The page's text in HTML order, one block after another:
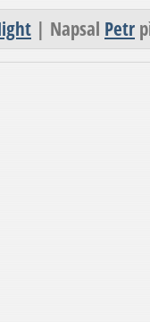
| Napsal Petr